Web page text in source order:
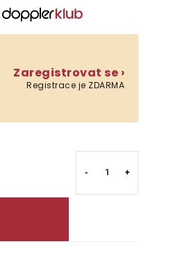
Zaregistrovat se ›
Registrace je ZDARMA